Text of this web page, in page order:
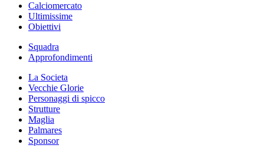
Calciomercato
Ultimissime
Obiettivi
Squadra
Approfondimenti
La Societa
Vecchie Glorie
Personaggi di spicco
Strutture
Maglia
Palmares
Sponsor